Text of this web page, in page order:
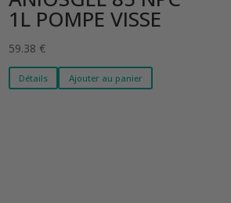
1L POMPE VISSE
59.38 €
Détails Ajouter au panier